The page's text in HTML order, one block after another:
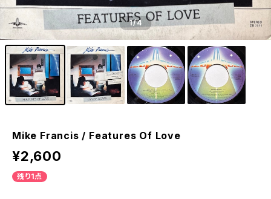
1/4
Mike Francis / Features Of Love
¥2,600
残り1点